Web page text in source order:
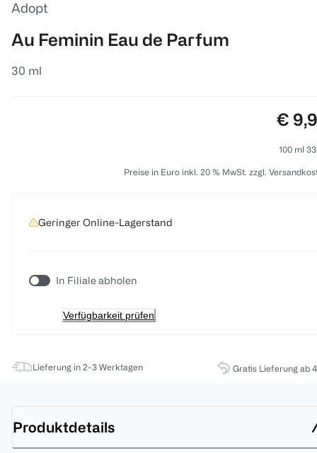
Adopt
Au Feminin Eau de Parfum
30 ml
€
100 ml
Preise in Euro inkl. 20 % MwSt. zzgl.
Geringer Online-Lagerstand
In Filiale abholen
Verfügbarkeit prüfen
Lieferung in 2-3 Werktagen Gratis Lieferung ab
Produktdetails